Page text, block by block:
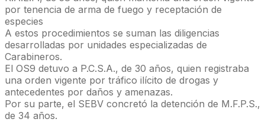
por tenencia de arma de fuego y receptación de
especies
A estos procedimientos se suman las diligencias
desarrolladas por unidades especializadas de
Carabineros.
El OS9 detuvo a P.C.S.A., de 30 años, quien registraba
una orden vigente por tráfico ilícito de drogas y
antecedentes por daños y amenazas.
Por su parte, el SEBV concretó la detención de M.F.P.S.,
de 34 años.